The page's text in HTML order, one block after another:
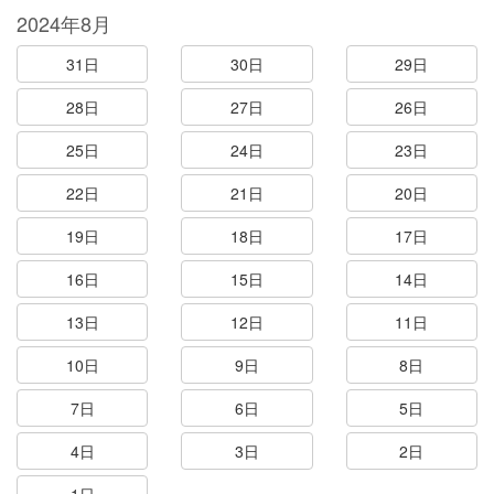
2024年8月
31日 30日
29日
28日
27日
26日
25日
24日
23日
22日
21日
20日
19日
18日
17日
16日
15日
14日
13日
12日
11日
10日
9日
8日
7日
6日
5日
4日
3日
2日